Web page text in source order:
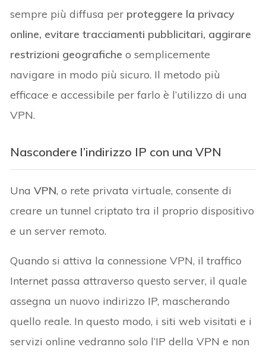
sempre più diffusa per proteggere la privacy
online, evitare tracciamenti pubblicitari, aggirare
restrizioni geografiche o semplicemente
navigare in modo più sicuro. Il metodo più
efficace e accessibile per farlo è l’utilizzo di una
VPN.
Nascondere l’indirizzo IP con una VPN
UnaVPN, o rete privata virtuale, consente di
creare un tunnel criptato tra il proprio dispositivo
e un server remoto.
Quando si attiva la connessione VPN, il traffico
Internet passa attraverso questo server, il quale
assegna un nuovo indirizzo IP, mascherando
quello reale. In questo modo, i siti web visitati e i
servizi online vedranno solo l’IP della VPN e non